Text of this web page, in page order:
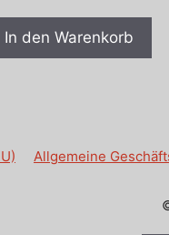
In den Warenkorb
Allgemeine